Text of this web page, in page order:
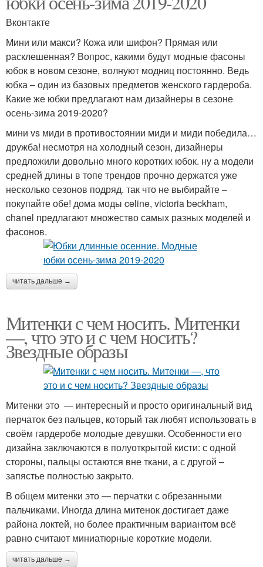
Вконтакте
Мини или макси? Кожа или шифон? Прямая или
расклешенная? Вопрос, какими будут модные фасоны
юбок в новом сезоне, волнуют модниц постоянно. Ведь
юбка – один из базовых предметов женского гардероба.
Какие же юбки предлагают нам дизайнеры в сезоне
осень-зима 2019-2020?
мини vs миди в противостоянии миди и миди победила…
дружба! несмотря на холодный сезон, дизайнеры
предложили довольно много коротких юбок. ну а модели
средней длины в топе трендов прочно держатся уже
несколько сезонов подряд. так что не выбирайте –
покупайте обе! дома моды celine, victoria beckham,
chanel предлагают множество самых разных моделей и
фасонов.
читать дальше →
Митенки с чем носить. Митенки
—, что это и с чем носить?
Звездные образы
Митенки это — интересный и просто оригинальный вид
перчаток без пальцев, который так любят использовать в
своём гардеробе молодые девушки. Особенности его
дизайна заключаются в полуоткрытой кисти: с одной
стороны, пальцы остаются вне ткани, а с другой –
запястье полностью закрыто.
В общем митенки это — перчатки с обрезанными
пальчиками. Иногда длина митенок достигает даже
района локтей, но более практичным вариантом всё
равно считают миниатюрные короткие модели.
читать дальше →